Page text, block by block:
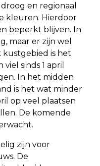
en regionaal
kleuren. Hierdoor
beperkt blijven. In
maar er zijn wel
kustgebied is het
sinds 1 april
In het midden
is het wat minder
op veel plaatsen
De komende
zijn voor
De